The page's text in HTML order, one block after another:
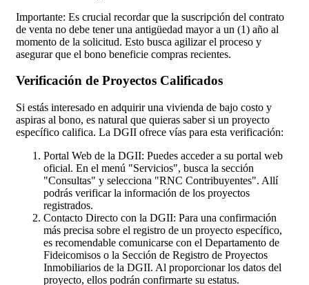
Importante: Es crucial recordar que la suscripción del contrato
de venta no debe tener una antigüedad mayor a un (1) año al
momento de la solicitud. Esto busca agilizar el proceso y
asegurar que el bono beneficie compras recientes.
Verificación de Proyectos Calificados
Si estás interesado en adquirir una vivienda de bajo costo y
aspiras al bono, es natural que quieras saber si un proyecto
específico califica. La DGII ofrece vías para esta verificación:
Portal Web de la DGII: Puedes acceder a su portal web
oficial. En el menú "Servicios", busca la sección
"Consultas" y selecciona "RNC Contribuyentes". Allí
podrás verificar la información de los proyectos
registrados.
Contacto Directo con la DGII: Para una confirmación
más precisa sobre el registro de un proyecto específico,
es recomendable comunicarse con el Departamento de
Fideicomisos o la Sección de Registro de Proyectos
Inmobiliarios de la DGII. Al proporcionar los datos del
proyecto, ellos podrán confirmarte su estatus.